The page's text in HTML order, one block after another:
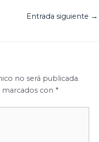
Entrada siguiente →
no será publicada.
con *